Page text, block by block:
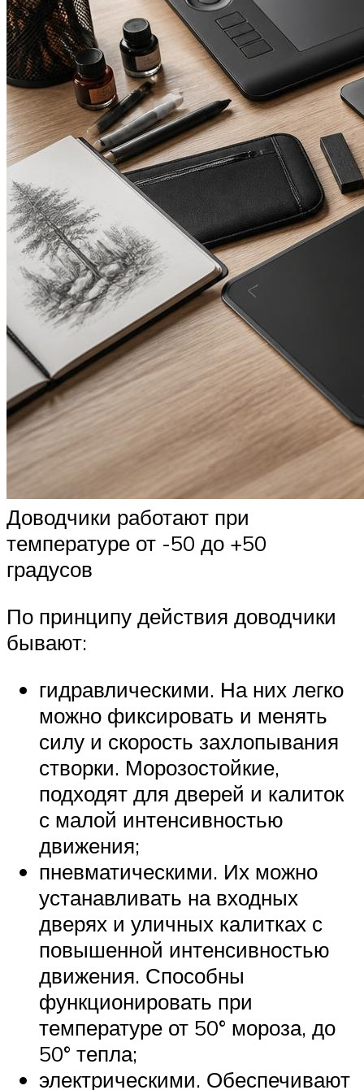
Доводчики работают при
температуре от -50 до +50
градусов
По принципу действия доводчики
бывают:
гидравлическими. На них легко
можно фиксировать и менять
силу и скорость захлопывания
створки. Морозостойкие,
подходят для дверей и калиток
с малой интенсивностью
движения;
пневматическими. Их можно
устанавливать на входных
дверях и уличных калитках с
повышенной интенсивностью
движения. Способны
функционировать при
температуре от 50° мороза, до
50° тепла;
электрическими. Обеспечивают